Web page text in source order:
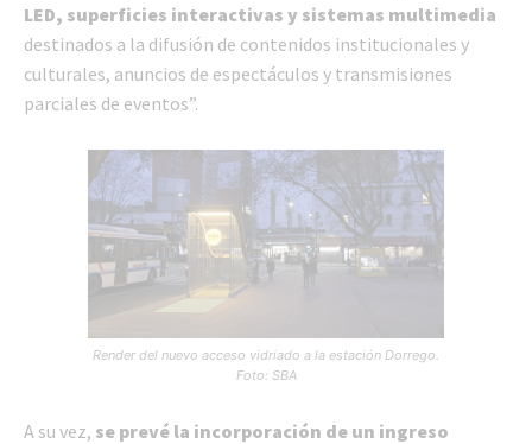
LED, superficies interactivas y sistemas multimedia
destinados a la difusión de contenidos institucionales y
culturales, anuncios de espectáculos y transmisiones
parciales de eventos”.
Render del nuevo acceso vidriado a la estación Dorrego.
Foto: SBA
A su vez, se prevé la incorporación de un ingreso